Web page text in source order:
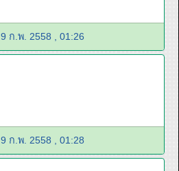
9 ก.พ. 2558 , 01:26
9 ก.พ. 2558 , 01:28